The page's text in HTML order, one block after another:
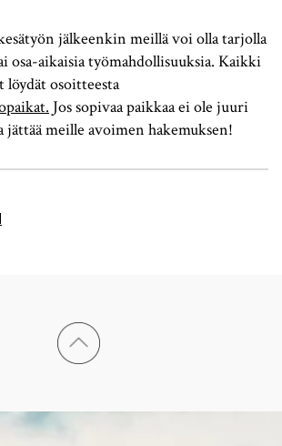
jälkeenkin meillä voi olla tarjolla
osa-aikaisia työmahdollisuuksia. Kaikki
osoitteesta
Jos sopivaa paikkaa ei ole juuri
meille avoimen hakemuksen!